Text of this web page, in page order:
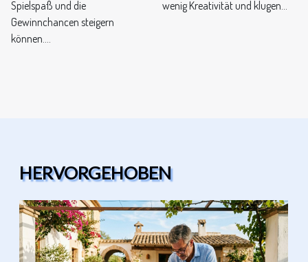
Spielspaß und die
Gewinnchancen steigern
können....
wenig Kreativität und klugen...
HERVORGEHOBEN